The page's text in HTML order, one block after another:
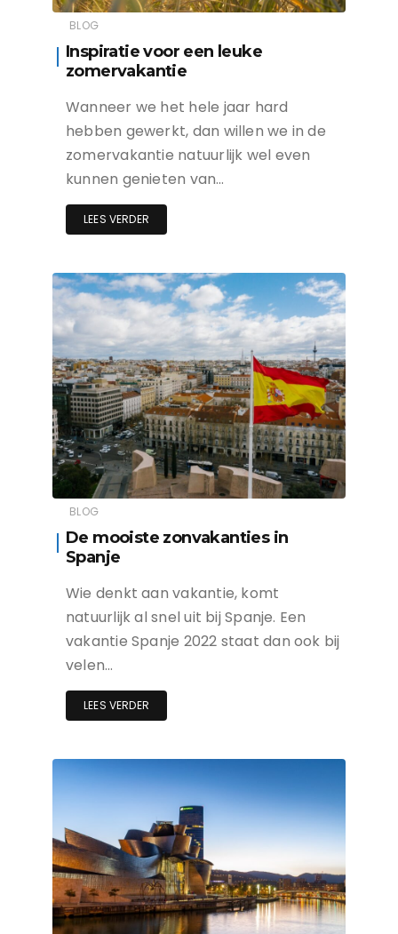
BLOG
Inspiratie voor een leuke
zomervakantie
Wanneer we het hele jaar hard
hebben gewerkt, dan willen we in de
zomervakantie natuurlijk wel even
kunnen genieten van…
LEES VERDER
BLOG
De mooiste zonvakanties in
Spanje
Wie denkt aan vakantie, komt
natuurlijk al snel uit bij Spanje. Een
vakantie Spanje 2022 staat dan ook bij
velen…
LEES VERDER